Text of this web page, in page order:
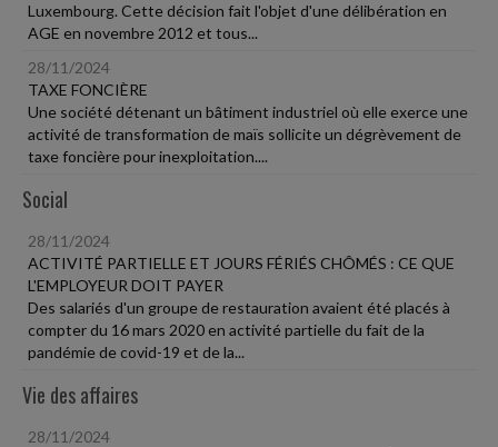
Luxembourg. Cette décision fait l'objet d'une délibération en
AGE en novembre 2012 et tous...
28/11/2024
TAXE FONCIÈRE
Une société détenant un bâtiment industriel où elle exerce une
activité de transformation de maïs sollicite un dégrèvement de
taxe foncière pour inexploitation....
Social
28/11/2024
ACTIVITÉ PARTIELLE ET JOURS FÉRIÉS CHÔMÉS : CE QUE
L'EMPLOYEUR DOIT PAYER
Des salariés d'un groupe de restauration avaient été placés à
compter du 16 mars 2020 en activité partielle du fait de la
pandémie de covid-19 et de la...
Vie des affaires
28/11/2024